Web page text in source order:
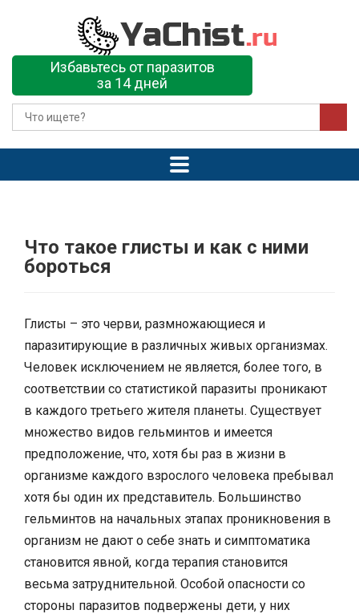
Избавьтесь от паразитов
за 14 дней
Что такое глисты и как с ними
бороться
Глисты – это черви, размножающиеся и
паразитирующие в различных живых организмах.
Человек исключением не является, более того, в
соответствии со статистикой паразиты проникают
в каждого третьего жителя планеты. Существует
множество видов гельминтов и имеется
предположение, что, хотя бы раз в жизни в
организме каждого взрослого человека пребывал
хотя бы один их представитель. Большинство
гельминтов на начальных этапах проникновения в
организм не дают о себе знать и симптоматика
становится явной, когда терапия становится
весьма затруднительной. Особой опасности со
стороны паразитов подвержены дети, у них